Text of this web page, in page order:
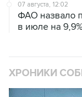
07 августа, 12:02
ФАО назвало
в июле на
ХРОНИКИ